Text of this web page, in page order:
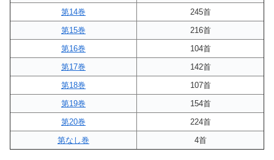
第14巻
245首
第15巻
216首
第16巻
104首
第17巻
142首
第18巻
107首
第19巻
154首
第20巻
224首
第なし巻
4首